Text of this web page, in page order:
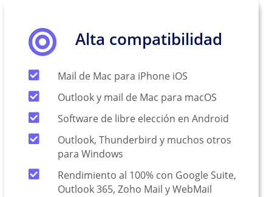
Alta compatibilidad
Mail de Mac para iPhone iOS
Outlook y mail de Mac para macOS
Software de libre elección en Android
Outlook, Thunderbird y muchos otros
para Windows
Rendimiento al 100% con Google Suite,
Outlook 365, Zoho Mail y WebMail